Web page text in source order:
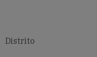
Distrito